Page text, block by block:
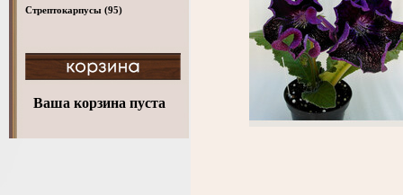
Стрептокарпусы (95)
Ваша корзина пуста